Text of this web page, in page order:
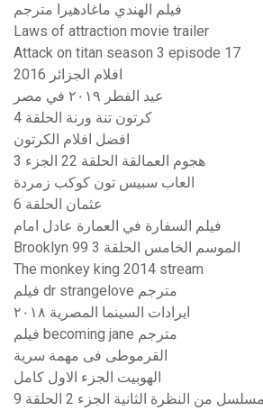
فيلم الهندي ماغادهيرا مترجم
Laws of attraction movie trailer
Attack on titan season 3 episode 17
افلام الجزائر 2016
عيد الفطر ٢٠١٩ في مصر
كرتون تنة ورنة الحلقة 4
افضل افلام الكرتون
هجوم العمالقة الحلقة 22 الجزء 3
العاب سبيس تون كوكب زمردة
عثمان الحلقة 6
فيلم السفارة في العمارة عادل امام
Brooklyn 99 الموسم الخامس الحلقة 3
The monkey king 2014 stream
فيلم dr strangelove مترجم
ايرادات السينما المصرية ٢٠١٨
فيلم becoming jane مترجم
القرموطى فى مهمة سرية
الهوبيت الجزء الاول كامل